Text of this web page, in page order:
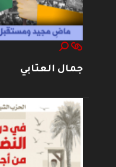
جمال العتابي